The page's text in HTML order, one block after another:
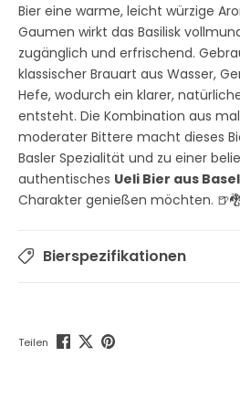
Bier eine warme, leicht würzige
Gaumen wirkt das Basilisk
zugänglich und erfrischend.
klassischer Brauart aus Wasser,
Hefe, wodurch ein klarer,
entsteht. Die Kombination aus
moderater Bittere macht dieses
Basler Spezialität und zu einer
authentisches Ueli Bier aus Basel
Charakter genießen möchten.
Bierspezifikationen
Teilen